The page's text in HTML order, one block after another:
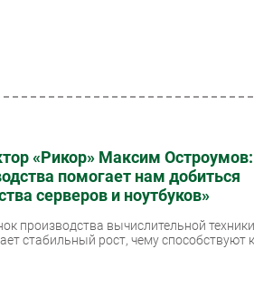
«Рикор» Максим Остроумов:
помогает нам добиться
серверов и ноутбуков»
производства вычислительной
стабильный рост, чему способствуют